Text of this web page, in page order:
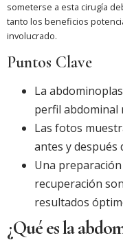
someterse a esta cirugía
tanto los beneficios
involucrado.
Puntos Clave
La
perfil abdominal
Las fotos
antes y después
Una
recuperación
resultados
¿Qué es la